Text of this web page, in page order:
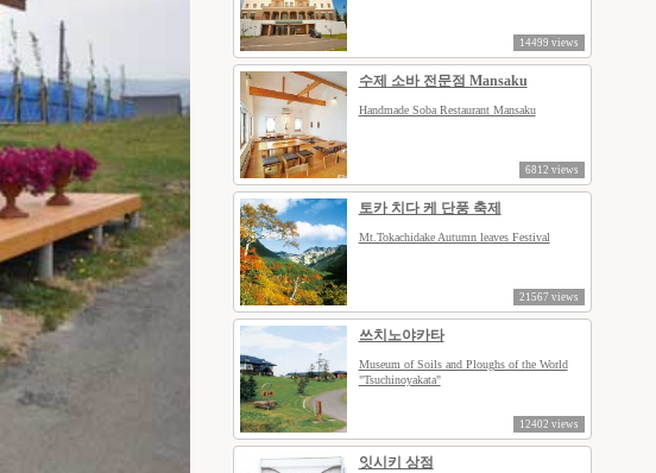
14499 views
수제 소바 전문점 Mansaku
Handmade Soba Restaurant Mansaku
6812 views
토카 치다 케 단풍 축제
Mt.Tokachidake Autumn leaves Festival
21567 views
쓰치노야카타
Museum of Soils and Ploughs of the World
"Tsuchinoyakata"
12402 views
잇시키 상점